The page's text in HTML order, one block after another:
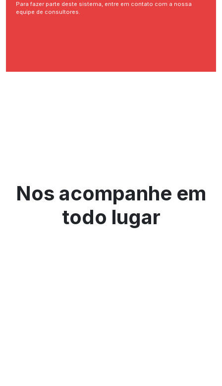
Para fazer parte deste sistema, entre em contato com a nossa
equipe de consultores.
Nos acompanhe em
todo lugar